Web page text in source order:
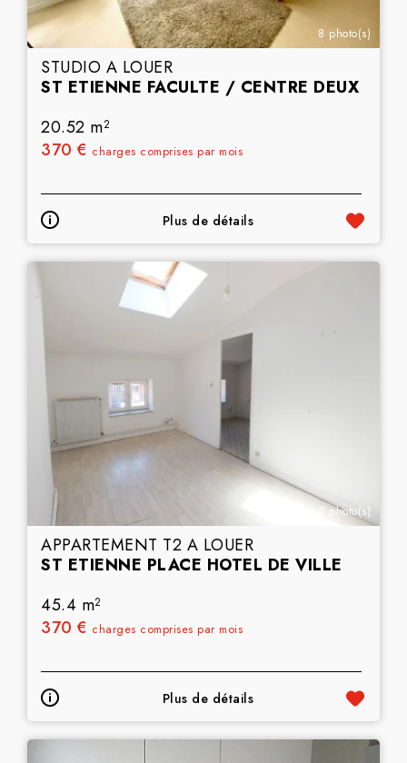
8 photo(s)
STUDIO A LOUER
ST ETIENNE FACULTE / CENTRE DEUX
20.52 m2
370 € charges comprises par mois
Plus de détails
7 photo(s)
APPARTEMENT T2 A LOUER
ST ETIENNE PLACE HOTEL DE VILLE
45.4 m2
370 € charges comprises par mois
Plus de détails